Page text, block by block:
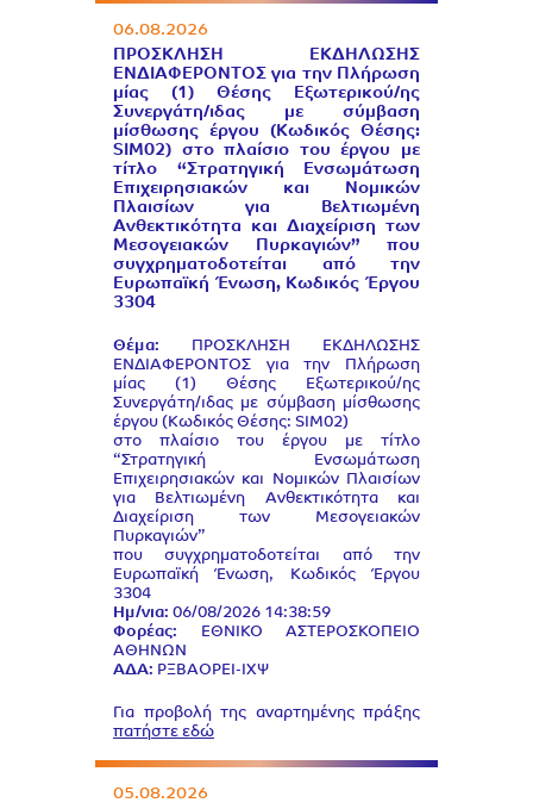
06.08.2026
ΠΡΟΣΚΛΗΣΗ ΕΚΔΗΛΩΣΗΣ
ΕΝΔΙΑΦΕΡΟΝΤΟΣ για την Πλήρωση
μίας (1) Θέσης Εξωτερικού/ης
Συνεργάτη/ιδας με σύμβαση
μίσθωσης έργου (Κωδικός Θέσης:
SIM02) στο πλαίσιο του έργου με
τίτλο “Στρατηγική Ενσωμάτωση
Επιχειρησιακών και Νομικών
Πλαισίων για Βελτιωμένη
Ανθεκτικότητα και Διαχείριση των
Μεσογειακών Πυρκαγιών” που
συγχρηματοδοτείται από την
Ευρωπαϊκή Ένωση, Κωδικός Έργου
3304
Θέμα: ΠΡΟΣΚΛΗΣΗ ΕΚΔΗΛΩΣΗΣ
ΕΝΔΙΑΦΕΡΟΝΤΟΣ για την Πλήρωση
μίας (1) Θέσης Εξωτερικού/ης
Συνεργάτη/ιδας με σύμβαση μίσθωσης
έργου (Κωδικός Θέσης: SIM02)
στο πλαίσιο του έργου με τίτλο
“Στρατηγική Ενσωμάτωση
Επιχειρησιακών και Νομικών Πλαισίων
για Βελτιωμένη Ανθεκτικότητα και
Διαχείριση των Μεσογειακών
Πυρκαγιών”
που συγχρηματοδοτείται από την
Ευρωπαϊκή Ένωση, Κωδικός Έργου
3304
Ημ/νια: 06/08/2026 14:38:59
Φορέας: ΕΘΝΙΚΟ ΑΣΤΕΡΟΣΚΟΠΕΙΟ
ΑΘΗΝΩΝ
ΑΔΑ: ΡΞΒΑΟΡΕΙ-ΙΧΨ
Για προβολή της αναρτημένης πράξης
πατήστε εδώ
05.08.2026